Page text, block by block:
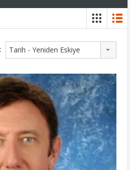
Tarih - Yeniden Eskiye